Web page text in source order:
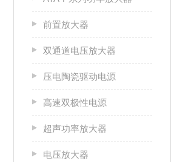
前置放大器
双通道电压放大器
压电陶瓷驱动电源
高速双极性电源
超声功率放大器
电压放大器